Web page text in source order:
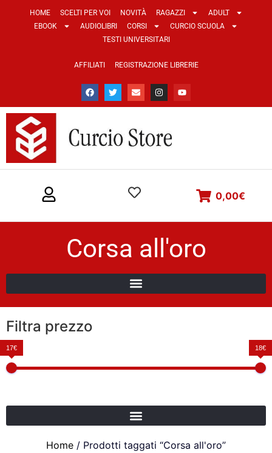
HOME SCELTI PER VOI NOVITÀ RAGAZZI
ADULT
EBOOK
AUDIOLIBRI CORSI
CURCIO SCUOLA
TESTI UNIVERSITARI
AFFILIATI REGISTRAZIONE LIBRERIE
0,00€
Corsa all'oro
Filtra prezzo
17€ 18€
Home / Prodotti taggati “Corsa all'oro”